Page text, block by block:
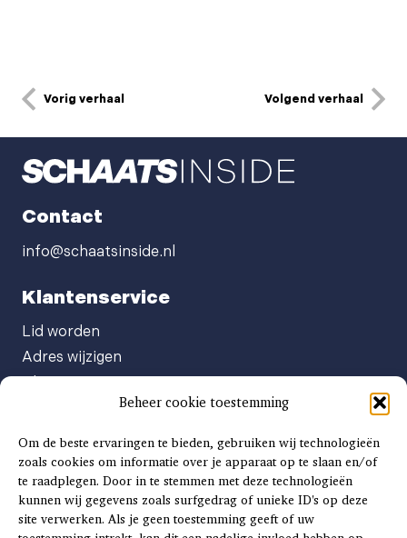
Beheer cookie toestemming
Om de beste ervaringen te bieden, gebruiken wij technologieën
zoals cookies om informatie over je apparaat op te slaan en/of
te raadplegen. Door in te stemmen met deze technologieën
kunnen wij gegevens zoals surfgedrag of unieke ID's op deze
site verwerken. Als je geen toestemming geeft of uw
Vorig verhaal Volgend verhaal
Contact
info@schaatsinside.nl
Klantenservice
Lid worden
Adres wijzigen
Abonnement opzeggen
Afgeven automatische incasso
Factuur betalen
Klachtenformulier
Overige vragen